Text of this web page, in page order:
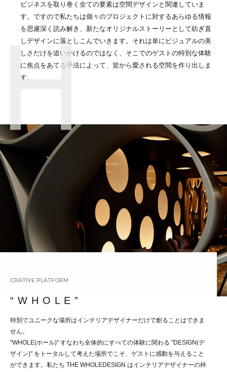
ビジネスを取り巻く全ての要素は空間デザインと関連していま
す。ですので私たちは個々のプロジェクトに対するあらゆる情報
を思慮深く読み解き、新たなオリジナルストーリーとして紡ぎ直
しデザインに落としこんでいきます。それは単にビジュアルの美
しさだけを追いかけるのではなく、そこでのゲストの特別な体験
に焦点をあてる手法によって、皆から愛される空間を作り出しま
す。
CRATIVE PLATFORM
“ W H O L E ”
特別でユニークな場所はインテリアデザイナーだけで創ることはできま
せん。
"WHOLE(ホール)" すなわち全体的にすべての体験に関わる "DESIGN(デ
ザイン)" をトータルして考えた場所でこそ、ゲストに感動を与えること
ができます。私たち THE WHOLEDESIGN はインテリアデザイナーの枠